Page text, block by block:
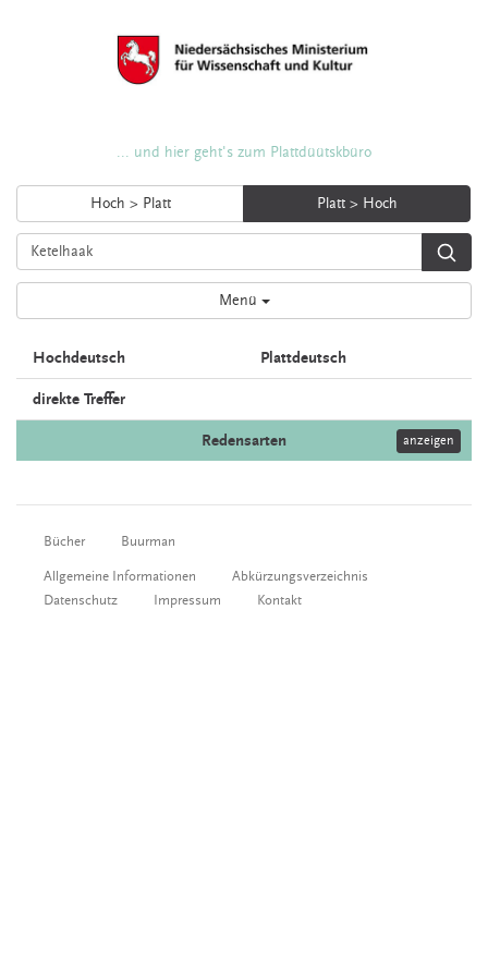
... und hier geht's zum Plattdüütskbüro
Hoch > Platt Platt > Hoch
Menü
Hochdeutsch Plattdeutsch
direkte Treffer
Redensarten anzeigen
Bücher Buurman
Allgemeine Informationen
Abkürzungsverzeichnis
Datenschutz
Impressum Kontakt